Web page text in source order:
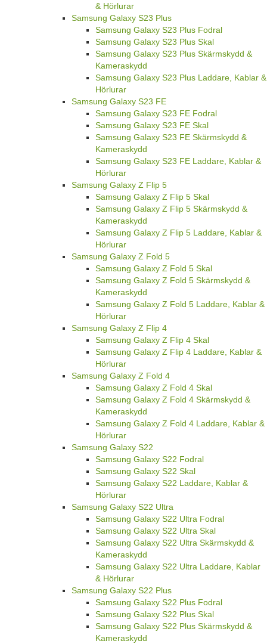
& Hörlurar
Samsung Galaxy S23 Plus
Samsung Galaxy S23 Plus Fodral
Samsung Galaxy S23 Plus Skal
Samsung Galaxy S23 Plus Skärmskydd &
Kameraskydd
Samsung Galaxy S23 Plus Laddare, Kablar &
Hörlurar
Samsung Galaxy S23 FE
Samsung Galaxy S23 FE Fodral
Samsung Galaxy S23 FE Skal
Samsung Galaxy S23 FE Skärmskydd &
Kameraskydd
Samsung Galaxy S23 FE Laddare, Kablar &
Hörlurar
Samsung Galaxy Z Flip 5
Samsung Galaxy Z Flip 5 Skal
Samsung Galaxy Z Flip 5 Skärmskydd &
Kameraskydd
Samsung Galaxy Z Flip 5 Laddare, Kablar &
Hörlurar
Samsung Galaxy Z Fold 5
Samsung Galaxy Z Fold 5 Skal
Samsung Galaxy Z Fold 5 Skärmskydd &
Kameraskydd
Samsung Galaxy Z Fold 5 Laddare, Kablar &
Hörlurar
Samsung Galaxy Z Flip 4
Samsung Galaxy Z Flip 4 Skal
Samsung Galaxy Z Flip 4 Laddare, Kablar &
Hörlurar
Samsung Galaxy Z Fold 4
Samsung Galaxy Z Fold 4 Skal
Samsung Galaxy Z Fold 4 Skärmskydd &
Kameraskydd
Samsung Galaxy Z Fold 4 Laddare, Kablar &
Hörlurar
Samsung Galaxy S22
Samsung Galaxy S22 Fodral
Samsung Galaxy S22 Skal
Samsung Galaxy S22 Laddare, Kablar &
Hörlurar
Samsung Galaxy S22 Ultra
Samsung Galaxy S22 Ultra Fodral
Samsung Galaxy S22 Ultra Skal
Samsung Galaxy S22 Ultra Skärmskydd &
Kameraskydd
Samsung Galaxy S22 Ultra Laddare, Kablar
& Hörlurar
Samsung Galaxy S22 Plus
Samsung Galaxy S22 Plus Fodral
Samsung Galaxy S22 Plus Skal
Samsung Galaxy S22 Plus Skärmskydd &
Kameraskydd